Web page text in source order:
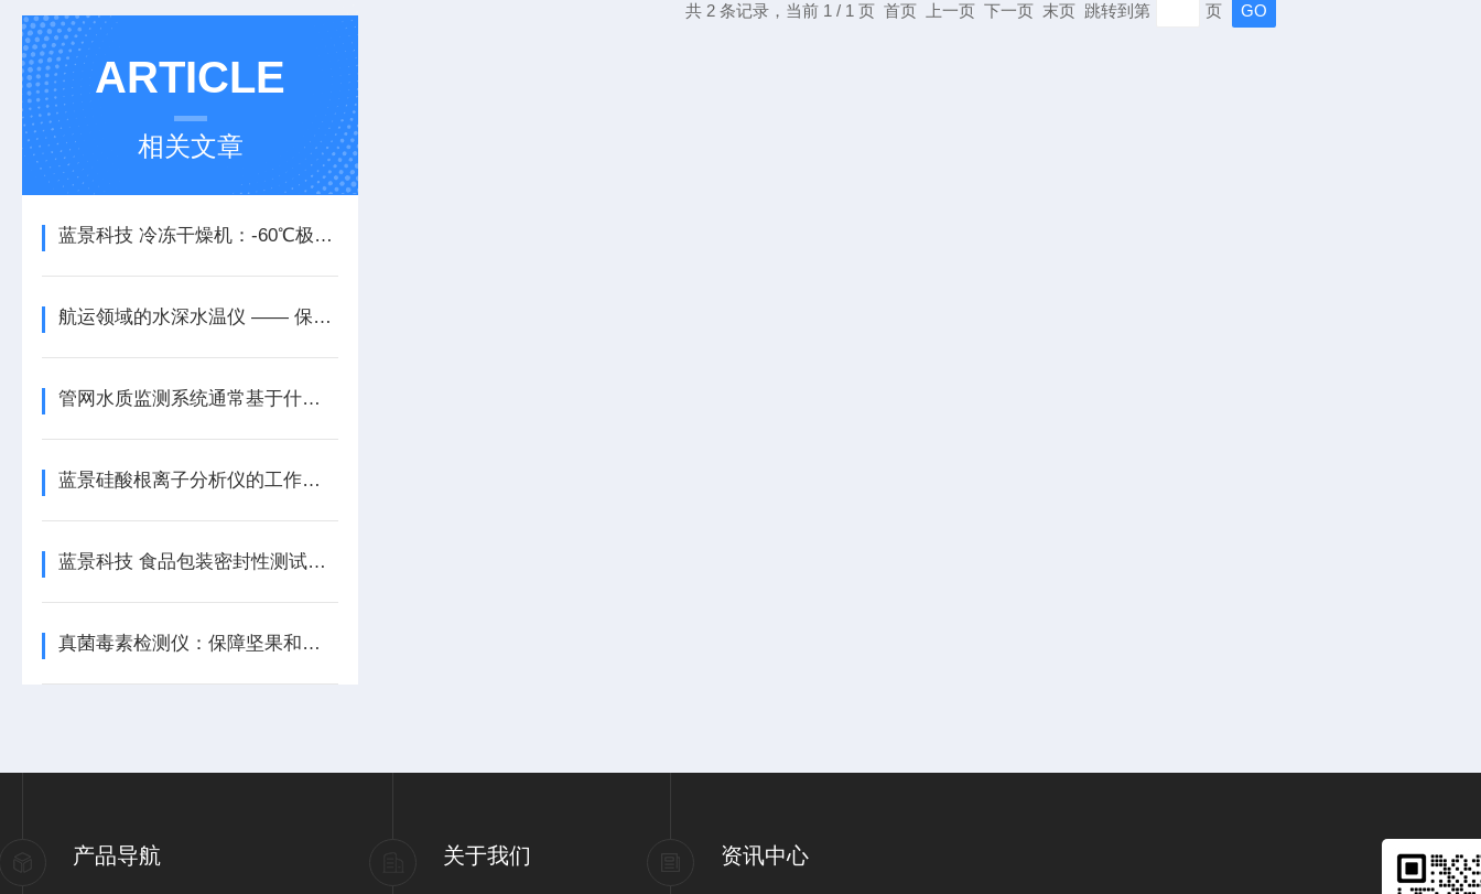
ARTICLE
相关文章
蓝景科技 冷冻干燥机：-60℃极速制冷，捕水高效保品质
航运领域的水深水温仪 —— 保障航行安全的 “护航者”
管网水质监测系统通常基于什么原理来检测水质参数？
蓝景硅酸根离子分析仪的工作原理是什么？
蓝景科技 食品包装密封性测试仪：为美味筑牢安全防线
真菌毒素检测仪：保障坚果和干果行业安全
共 2 条记录，当前 1 / 1 页 首页 上一页 下一页 末页 跳转到第 页
产品导航 关于我们 资讯中心